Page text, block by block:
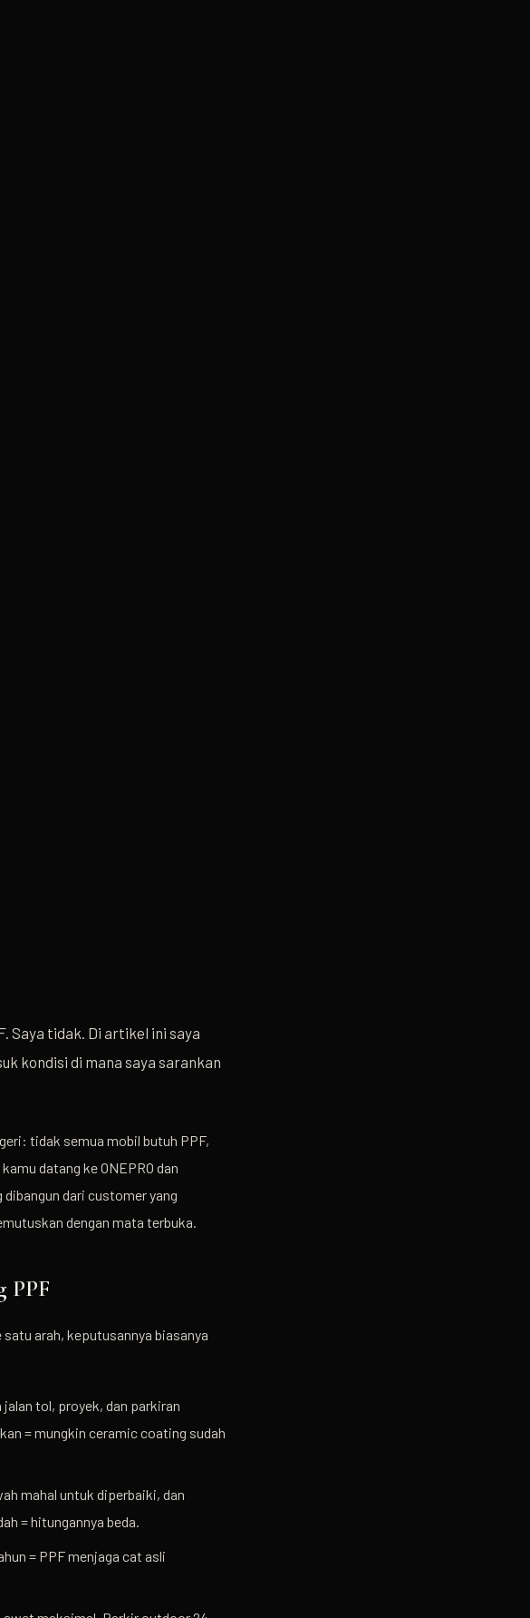
Saya tidak. Di artikel ini saya
kondisi di mana saya sarankan
tidak semua mobil butuh PPF,
datang ke ONEPRO dan
dari customer yang
dengan mata terbuka.
PPF
arah, keputusannya biasanya
tol, proyek, dan parkiran
= mungkin ceramic coating sudah
mahal untuk diperbaiki, dan
= hitungannya beda.
= PPF menjaga cat asli